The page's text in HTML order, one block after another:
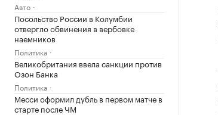
Авто
Посольство России в Колумбии
отвергло обвинения в вербовке
наемников
Политика
Великобритания ввела санкции против
Озон Банка
Политика
Месси оформил дубль в первом матче в
старте после ЧМ